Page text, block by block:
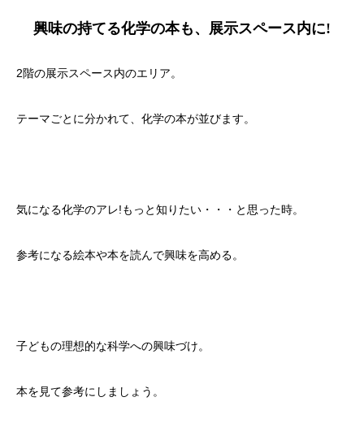
興味の持てる化学の本も、展示スペース内に!
2階の展示スペース内のエリア。
テーマごとに分かれて、化学の本が並びます。
気になる化学のアレ!もっと知りたい・・・と思った時。
参考になる絵本や本を読んで興味を高める。
子どもの理想的な科学への興味づけ。
本を見て参考にしましょう。